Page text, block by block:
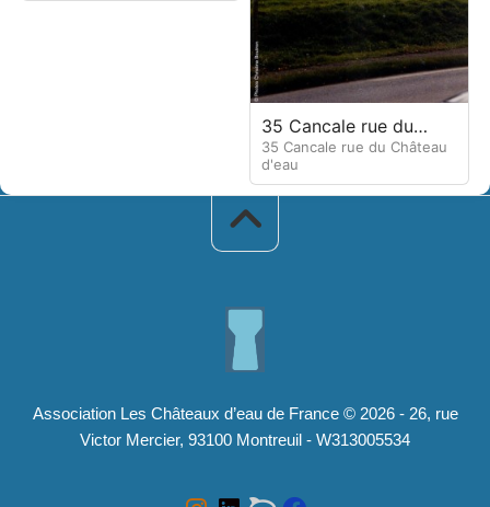
35 Cancale rue du
Château d'eau
35 Cancale rue du Château
d'eau
Association Les Châteaux d’eau de France © 2026 - 26, rue
Victor Mercier, 93100 Montreuil - W313005534